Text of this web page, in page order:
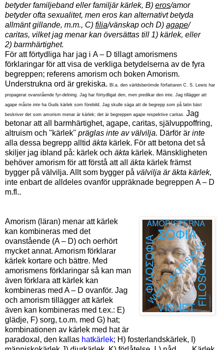
betyder familjeband eller familjär kärlek, B) eros/amor
betyder ofta sexualitet, men eros kan alternativt betyda
allmänt gillande, m.m., C) filia/vänskap och D) agape/
caritas, vilket jag menar kan översättas till 1) kärlek, eller
2) barmhärtighet.
För att förtydliga har jag i A – D tillagt amorismens
förklaringar för att visa de verkliga betydelserna av de fyra
begreppen; referens amorism och boken Amorism.
Understrukna ord är grekiska. Bl.a. den världsberömde författaren C. S. Lewis har
propagerat ovanstående fyr-delning. Jag har förtydligat den, men predikar den inte. Jag tillägger att
agape måste inte ha Guds kärlek som förebild. Jag skulle säga att de begrepp som på latin bäst
beskriver det som amorism menar är kärlek; det är begreppen agape respektive caritas. Jag
betonar att all
barmhärtighet, agape, caritas, självuppoffring,
altruism och "kärlek" präglas inte av välvilja. Därför är inte
alla dessa begrepp alltid äkta kärlek. För att betona det så
skiljer jag ibland på: kärlek och äkta kärlek. Mänskligheten
behöver amorism för att förstå att all äkta kärlek främst
bygger på välvilja. Allt som bygger på välvilja är äkta kärlek,
inte enbart de alldeles ovanför uppräknade begreppen A – D
m.fl..
Amorism (läran) menar att kärlek
kan kombineras med det
ovanstående (A – D) och oerhört
mycket annat. Amorism förklarar
kärlek kortare och bättre. Med
amorismens förklaringar så kan man
även förklara att kärlek kan
kombineras med A – D ovanför. Jag
och amorism tillägger att kärlek
även kan kombineras med t.ex.: E)
glädje, F) sorg, t.o.m. med G) hat;
kombinationen av kärlek med hat är
paradoxal, den kallas hatkärlek; H) fosterlandskärlek, I)